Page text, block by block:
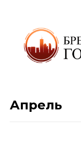
Апрель